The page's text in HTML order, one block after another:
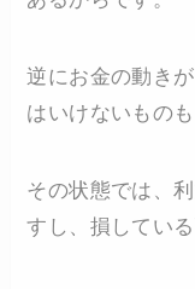
逆にお金の動き
はいけないものも
その状態では、
すし、損してい